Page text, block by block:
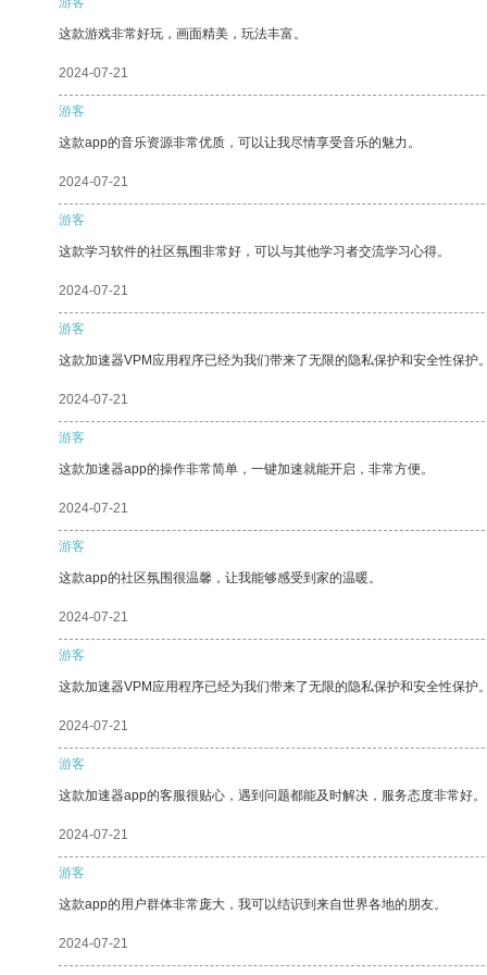
这款游戏非常好玩，画面精美，玩法丰富。
2024-07-21
游客
这款app的音乐资源非常优质，可以让我尽情享受音乐的魅力。
2024-07-21
游客
这款学习软件的社区氛围非常好，可以与其他学习者交流学习心得。
2024-07-21
游客
这款加速器VPM应用程序已经为我们带来了无限的隐私保护和安全性保护
2024-07-21
游客
这款加速器app的操作非常简单，一键加速就能开启，非常方便。
2024-07-21
游客
这款app的社区氛围很温馨，让我能够感受到家的温暖。
2024-07-21
游客
这款加速器VPM应用程序已经为我们带来了无限的隐私保护和安全性保护
2024-07-21
游客
这款加速器app的客服很贴心，遇到问题都能及时解决，服务态度非常好。
2024-07-21
游客
这款app的用户群体非常庞大，我可以结识到来自世界各地的朋友。
2024-07-21